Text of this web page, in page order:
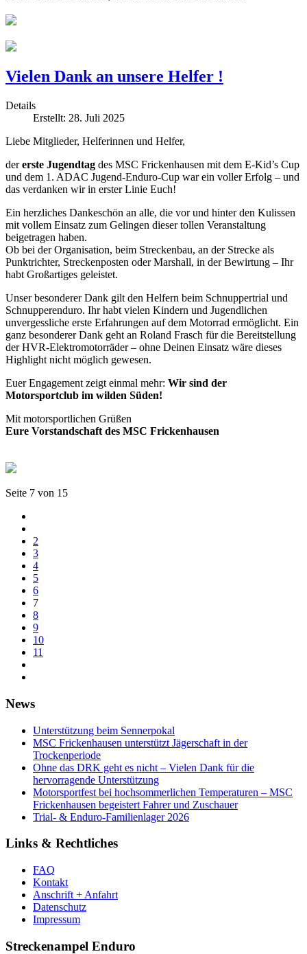
Vielen Dank an unsere Helfer !
Details
Erstellt: 28. Juli 2025
Liebe Mitglieder, Helferinnen und Helfer,
dererste Jugendtag des MSC Frickenhausen mit dem E-Kid’s Cup
und dem 1. ADAC Jugend-Enduro-Cup war ein voller Erfolg – und
das verdanken wir in erster Linie Euch!
Ein herzliches Dankeschön an alle, die vor und hinter den Kulissen
mit vollem Einsatz zum Gelingen dieser tollen Veranstaltung
beigetragen haben.
Ob bei der Organisation, beim Streckenbau, an der Strecke als
Punktrichter, Streckenposten oder Marshall, in der Bewirtung – Ihr
habt Großartiges geleistet.
Unser besonderer Dank gilt den Helfern beim Schnuppertrial und
Schnupperenduro. Ihr habt vielen Kindern und Jugendlichen
unvergessliche erste Erfahrungen auf dem Motorrad ermöglicht. Ein
ganz besonderer Dank geht an Roland Frasch für die Bereitstellung
der HVR-Elektromotorräder – ohne Deinen Einsatz wäre dieses
Highlight nicht möglich gewesen.
Euer Engagement zeigt einmal mehr: Wir sind der
Motorsportclub im wilden Süden!
Mit motorsportlichen Grüßen
Eure Vorstandschaft des MSC Frickenhausen
Seite 7 von 15
2
3
4
5
6
7
8
9
10
11
News
Unterstützung beim Sennerpokal
MSC Frickenhausen unterstützt Jägerschaft in der
Trockenperiode
Ohne das DRK geht es nicht – Vielen Dank für die
hervorragende Unterstützung
Motorsportfest bei hochsommerlichen Temperaturen – MSC
Frickenhausen begeistert Fahrer und Zuschauer
Trial- & Enduro-Familienlager 2026
Links & Rechtliches
FAQ
Kontakt
Anschrift + Anfahrt
Datenschutz
Impressum
Streckenampel Enduro